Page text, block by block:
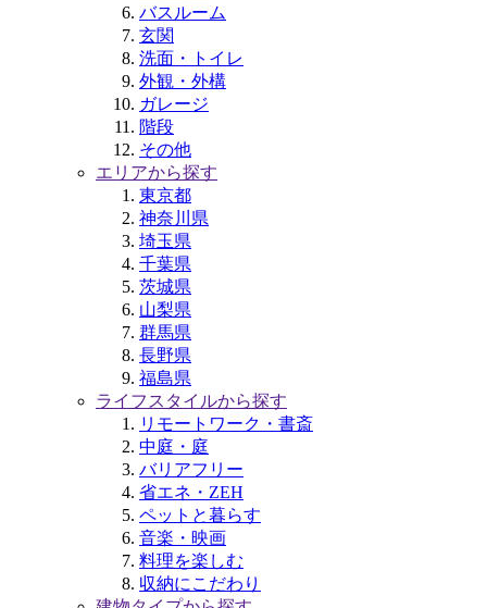
バスルーム
玄関
洗面・トイレ
外観・外構
ガレージ
階段
その他
エリアから探す
東京都
神奈川県
埼玉県
千葉県
茨城県
山梨県
群馬県
長野県
福島県
ライフスタイルから探す
リモートワーク・書斎
中庭・庭
バリアフリー
省エネ・ZEH
ペットと暮らす
音楽・映画
料理を楽しむ
収納にこだわり